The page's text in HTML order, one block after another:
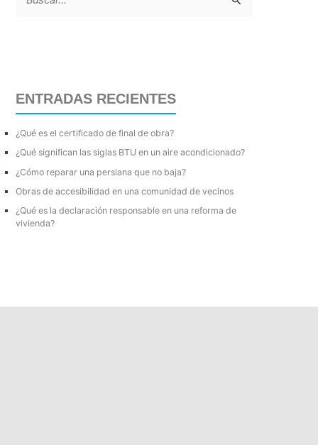
r
o
r
:
ENTRADAS RECIENTES
¿Qué es el certificado de final de obra?
¿Qué significan las siglas BTU en un aire acondicionado?
¿Cómo reparar una persiana que no baja?
Obras de accesibilidad en una comunidad de vecinos
¿Qué es la declaración responsable en una reforma de
vivienda?